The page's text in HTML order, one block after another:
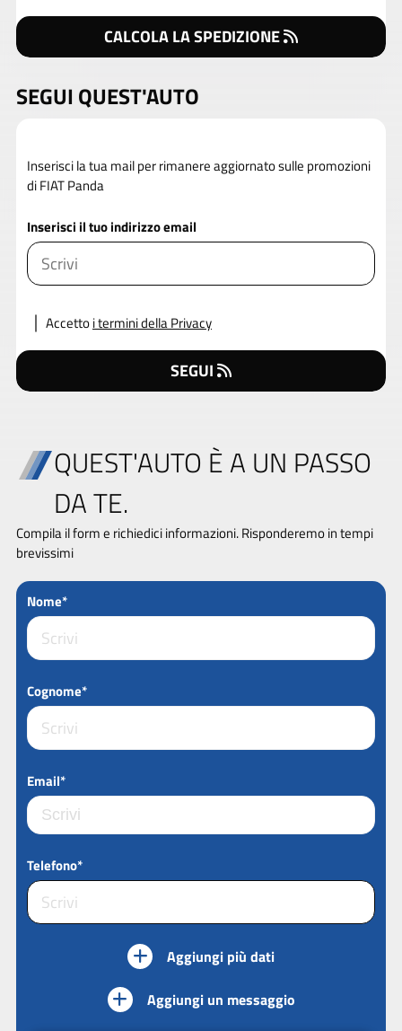
CALCOLA LA SPEDIZIONE
SEGUI QUEST'AUTO
Inserisci la tua mail per rimanere aggiornato sulle promozioni
di FIAT Panda
Inserisci il tuo indirizzo email
Accettoi termini della Privacy
SEGUI
QUEST'AUTO È A UN PASSO
DA TE.
Compila il form e richiedici informazioni. Risponderemo in tempi
brevissimi
Nome*
Cognome*
Email*
Telefono*
Aggiungi più dati
Aggiungi un messaggio